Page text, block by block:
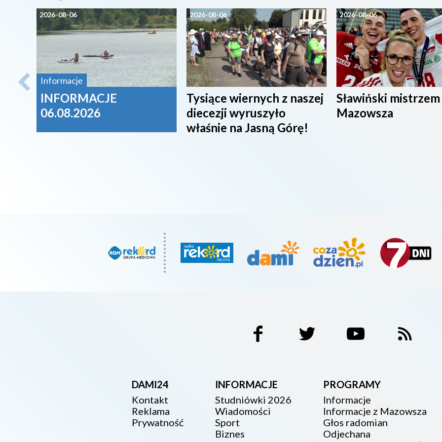
2026-08-06
Informacje
INFORMACJE
06.08.2026
2026-08-06
Tysiące wiernych z naszej
diecezji wyruszyło
właśnie na Jasną Górę!
2026-08-06
Sławiński mistrzem
Mazowsza
DAMI24
Kontakt
Reklama
Prywatność
INFORMACJE
Studniówki 2026
Wiadomości
Sport
Biznes
PROGRAMY
Informacje
Informacje z Mazowsza
Głos radomian
Odjechana